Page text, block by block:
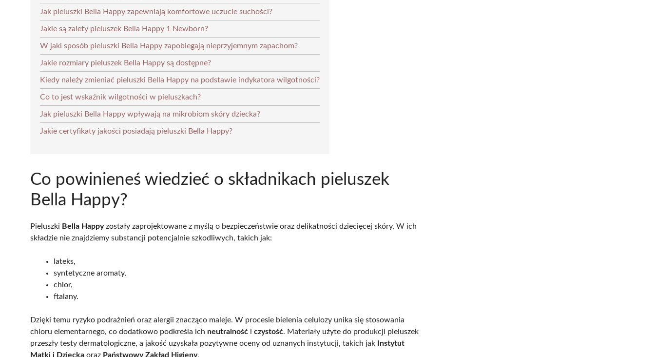
Jak pieluszki Bella Happy zapewniają komfortowe uczucie suchości?
Jakie są zalety pieluszek Bella Happy 1 Newborn?
W jaki sposób pieluszki Bella Happy zapobiegają nieprzyjemnym zapachom?
Jakie rozmiary pieluszek Bella Happy są dostępne?
Kiedy należy zmieniać pieluszki Bella Happy na podstawie indykatora wilgotności?
Co to jest wskaźnik wilgotności w pieluszkach?
Jak pieluszki Bella Happy wpływają na mikrobiom skóry dziecka?
Jakie certyfikaty jakości posiadają pieluszki Bella Happy?
Co powinieneś wiedzieć o składnikach pieluszek
Bella Happy?
Pieluszki Bella Happyzostały zaprojektowane z myślą o bezpieczeństwie oraz delikatności dziecięcej skóry. W ich
składzie nie znajdziemy substancji potencjalnie szkodliwych, takich jak:
lateks,
syntetyczne aromaty,
chlor,
ftalany.
Dzięki temu ryzyko podrażnień oraz alergii znacząco maleje. W procesie bielenia celulozy unika się stosowania
chloru elementarnego, co dodatkowo podkreśla ich neutralność i czystość. Materiały użyte do produkcji pieluszek
przeszły testy dermatologiczne, a jakość uzyskała pozytywne oceny od uznanych instytucji, takich jak
Instytut
Matki i Dziecka oraz Państwowy Zakład Higieny.